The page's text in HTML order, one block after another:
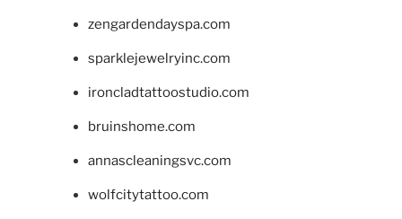
zengardendayspa.com
sparklejewelryinc.com
ironcladtattoostudio.com
bruinshome.com
annascleaningsvc.com
wolfcitytattoo.com